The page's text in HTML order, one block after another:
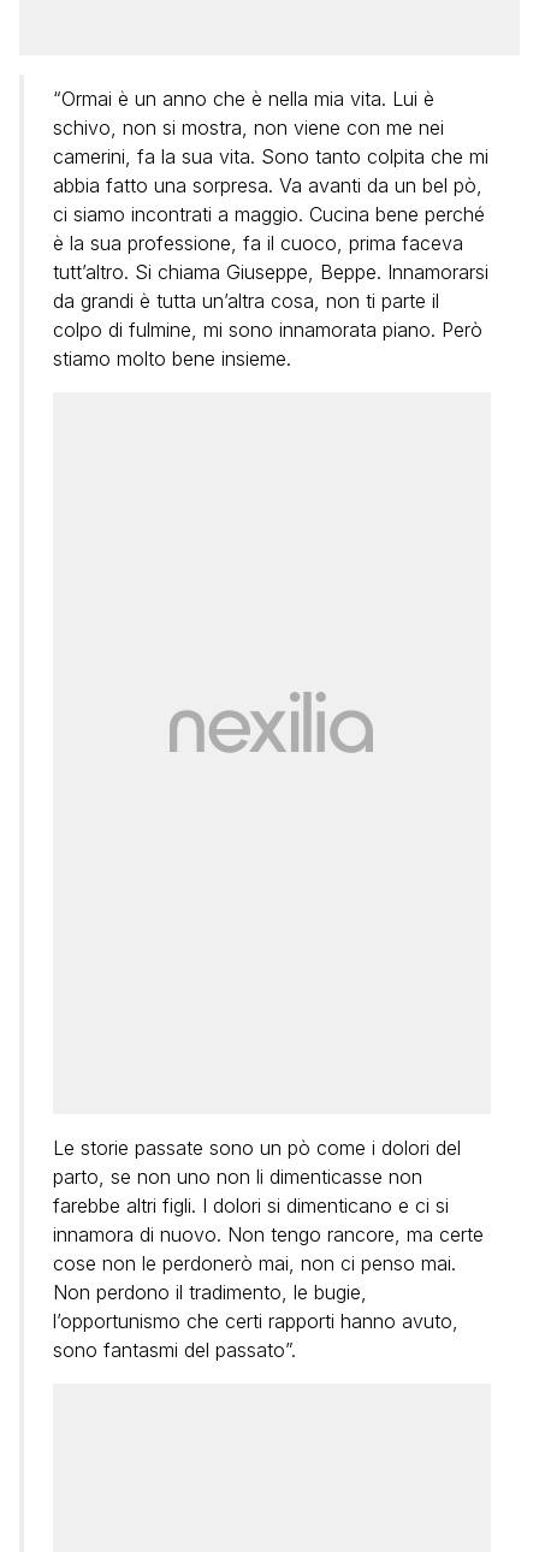
“Ormai è un anno che è nella mia vita. Lui è
schivo, non si mostra, non viene con me nei
camerini, fa la sua vita. Sono tanto colpita che mi
abbia fatto una sorpresa. Va avanti da un bel pò,
ci siamo incontrati a maggio. Cucina bene perché
è la sua professione, fa il cuoco, prima faceva
tutt’altro. Si chiama Giuseppe, Beppe. Innamorarsi
da grandi è tutta un’altra cosa, non ti parte il
colpo di fulmine, mi sono innamorata piano. Però
stiamo molto bene insieme.
Le storie passate sono un pò come i dolori del
parto, se non uno non li dimenticasse non
farebbe altri figli. I dolori si dimenticano e ci si
innamora di nuovo. Non tengo rancore, ma certe
cose non le perdonerò mai, non ci penso mai.
Non perdono il tradimento, le bugie,
l’opportunismo che certi rapporti hanno avuto,
sono fantasmi del passato”.